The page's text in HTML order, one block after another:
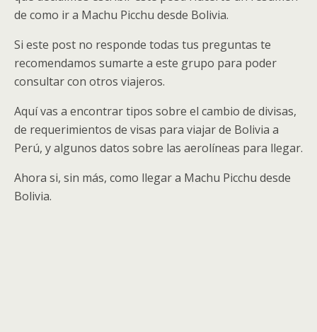
de como ir a Machu Picchu desde Bolivia.
Si este post no responde todas tus preguntas te
recomendamos sumarte a este grupo para poder
consultar con otros viajeros.
Aquí vas a encontrar tipos sobre el cambio de divisas,
de requerimientos de visas para viajar de Bolivia a
Perú, y algunos datos sobre las aerolíneas para llegar.
Ahora si, sin más, como llegar a Machu Picchu desde
Bolivia.